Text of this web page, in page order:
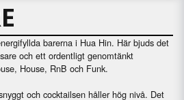
barerna i Hua Hin. Här bjuds det
och ett ordentligt genomtänkt
House, RnB och Funk.
och cocktailsen håller hög nivå. Det